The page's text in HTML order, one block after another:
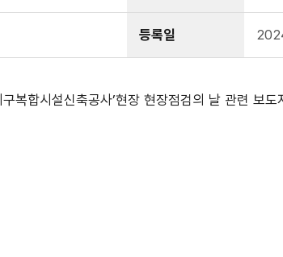
등록일
복합시설신축공사’현장 현장점검의 날 관련 보도